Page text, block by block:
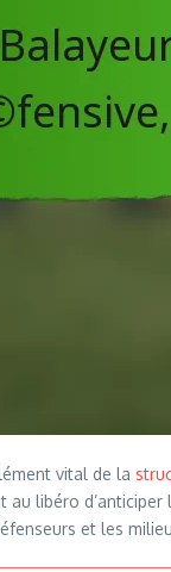
vital de la
libéro
et les